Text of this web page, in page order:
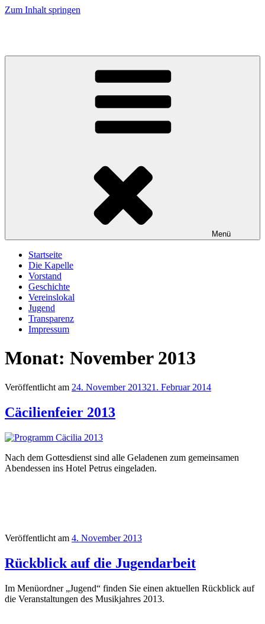
Zum Inhalt springen
Menü
Startseite
Die Kapelle
Vorstand
Geschichte
Vereinslokal
Jugend
Transparenz
Impressum
Monat: November 2013
Veröffentlicht am 24. November 201321. Februar 2014
Cäcilienfeier 2013
Nach dem Gottesdienst sind alle Geladenen zum gemeinsamen
Abendessen ins Hotel Petrus eingeladen.
Veröffentlicht am 4. November 2013
Rückblick auf die Jugendarbeit
Im Menüordner „Jugend“ finden Sie einen aktuellen Rückblick auf
die Veranstaltungen des Musikjahres 2013.